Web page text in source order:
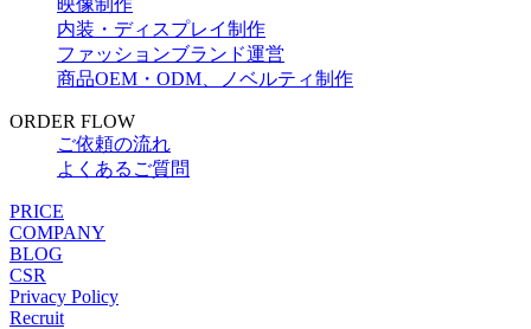
内装・ディスプレイ制作
ファッションブランド運営
商品OEM・ODM、ノベルティ制作
ORDER FLOW
ご依頼の流れ
よくあるご質問
PRICE
COMPANY
BLOG
CSR
Privacy Policy
Recruit